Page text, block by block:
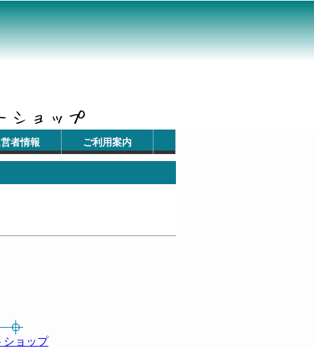
者情報 ご利用案内
ショップ